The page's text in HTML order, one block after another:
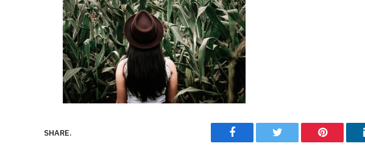
SHARE. Facebook Twitter Pinterest